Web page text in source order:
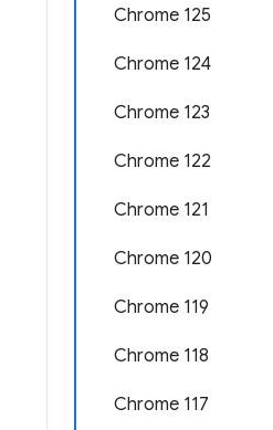
Chrome 125
Chrome 124
Chrome 123
Chrome 122
Chrome 121
Chrome 120
Chrome 119
Chrome 118
Chrome 117